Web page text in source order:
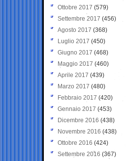
Ottobre 2017 (579)
Settembre 2017 (456)
Agosto 2017 (368)
Luglio 2017 (450)
Giugno 2017 (468)
Maggio 2017 (460)
Aprile 2017 (439)
Marzo 2017 (480)
Febbraio 2017 (420)
Gennaio 2017 (453)
Dicembre 2016 (438)
Novembre 2016 (438)
Ottobre 2016 (424)
Settembre 2016 (367)